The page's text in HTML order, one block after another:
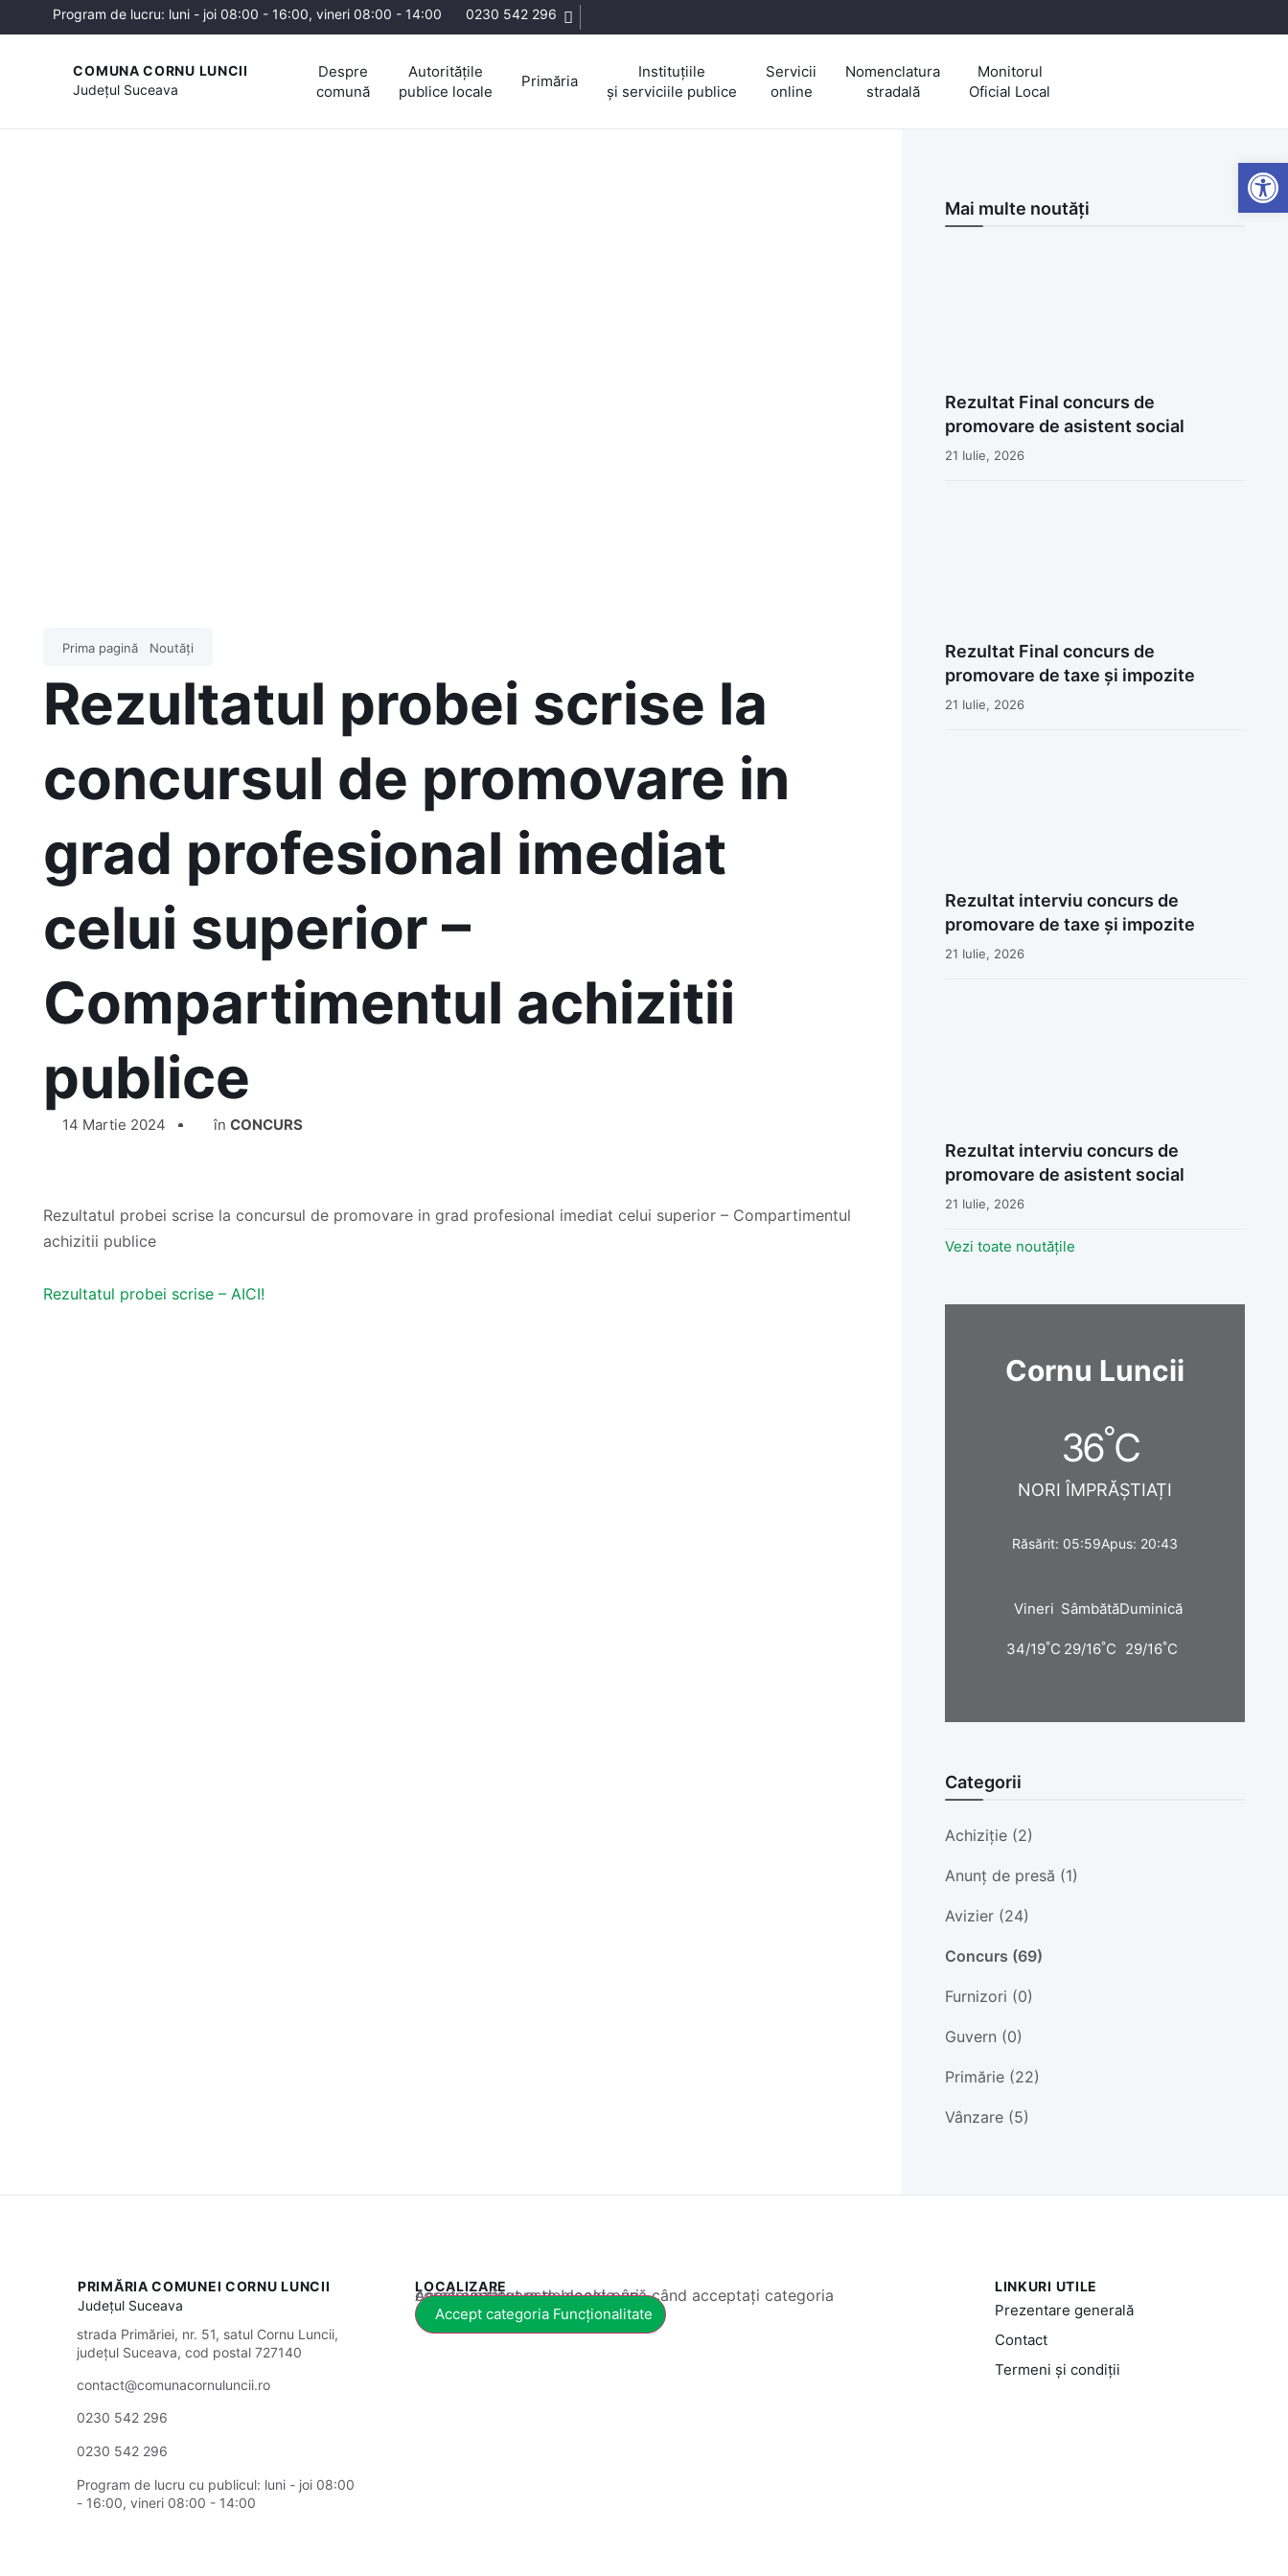
Program de lucru: luni - joi 08:00 - 16:00, vineri 08:00 - 14:00 0230 542 296
COMUNA CORNU LUNCII
Județul Suceava
Despre
comună
Autoritățile
publice locale
Primăria
Instituțiile
și serviciile publice
Servicii
online
Nomenclatura
stradală
Monitorul
Oficial Local
Prima pagină Noutăți
Rezultatul probei scrise la
concursul de promovare in
grad profesional imediat
celui superior –
Compartimentul achizitii
publice
14 Martie 2024 în CONCURS
Rezultatul probei scrise la concursul de promovare in grad profesional imediat celui superior – Compartimentul
achizitii publice
Rezultatul probei scrise – AICI!
Mai multe noutăți
Rezultat Final concurs de
promovare de asistent social
21 Iulie, 2026
Rezultat Final concurs de
promovare de taxe și impozite
21 Iulie, 2026
Rezultat interviu concurs de
promovare de taxe și impozite
21 Iulie, 2026
Rezultat interviu concurs de
promovare de asistent social
21 Iulie, 2026
Vezi toate noutățile
Cornu Luncii
36°C
NORI ÎMPRĂȘTIAȚI
Răsărit: 05:59Apus: 20:43
Vineri
34/19°C
Sâmbătă
29/16°C
Duminică
29/16°C
Categorii
Achiziție (2)
Anunț de presă (1)
Avizier (24)
Concurs (69)
Furnizori (0)
Guvern (0)
Primărie (22)
Vânzare (5)
PRIMĂRIA COMUNEI CORNU LUNCII
Județul Suceava
strada Primăriei, nr. 51, satul Cornu Luncii,
județul Suceava, cod postal 727140
contact@comunacornuluncii.ro
0230 542 296
0230 542 296
Program de lucru cu publicul: luni - joi 08:00
- 16:00, vineri 08:00 - 14:00
LOCALIZARE
Acest conținut este blocat până când acceptați categoria corespunzătoare de cookie-uri.
Accept categoria Funcționalitate
LINKURI UTILE
Prezentare generală
Contact
Termeni și condiții